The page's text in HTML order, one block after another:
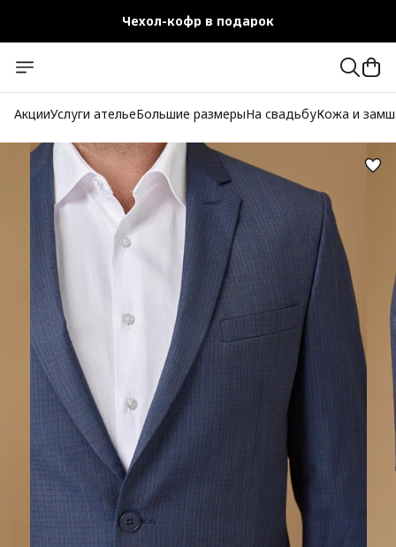
Чехол-кофр в подарок
Бесплатная доставка при заказе от 10 000 руб.
АкцииУслуги ательеБольшие размерыНа свадьбуКожа и